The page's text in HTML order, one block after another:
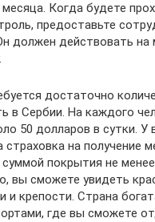
Когда будете
предоставьте
должен действовать на
достаточно
в Сербии. На каждого
50 долларов в сутки. У
на получение
покрытия не
вы сможете увидеть
и крепости. Страна
где вы сможете